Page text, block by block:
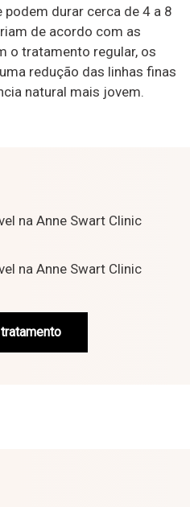
durar cerca de 4 a 8
de acordo com as
o tratamento regular, os
redução das linhas finas
natural mais jovem.
na Anne Swart Clinic
na Anne Swart Clinic